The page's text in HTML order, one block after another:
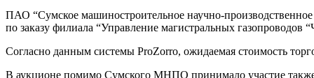
ПАО “Сумское машиностроительное научно-
по заказу филиала “Управление магистральных газопроводов
Согласно данным системы ProZorro, ожидаемая стоимость
В аукционе помимо Сумского МНПО принимало участие